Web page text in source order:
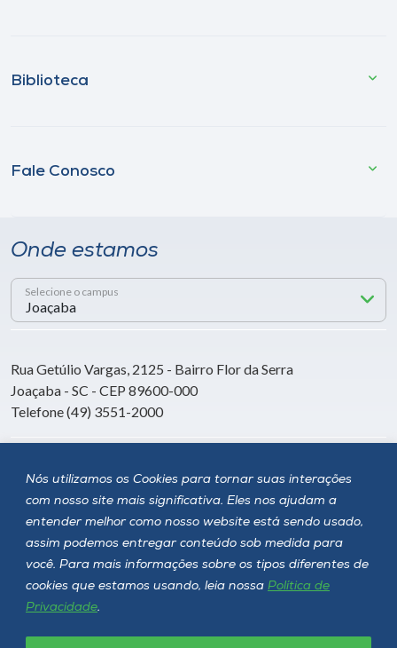
Nós utilizamos os Cookies para tornar suas interações
com nosso site mais significativa. Eles nos ajudam a
entender melhor como nosso website está sendo usado,
assim podemos entregar conteúdo sob medida para
você. Para mais informações sobre os tipos diferentes de
cookies que estamos usando, leia nossa Política de
Privacidade.
Biblioteca
Fale Conosco
Onde estamos
Selecione o campus
Rua Getúlio Vargas, 2125 - Bairro Flor da Serra
Joaçaba - SC - CEP 89600-000
Telefone (49) 3551-2000
Siga a Unoesc